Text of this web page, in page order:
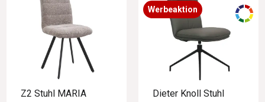
Z2 Stuhl MARIA
Werbeaktion
Dieter Knoll Stuhl